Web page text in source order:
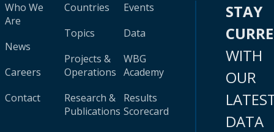
Who We
Are
News
Careers
Contact
Countries
Topics
Projects &
Operations
Research &
Publications
Events
Data
WBG
Academy
Results
Scorecard
STAY
WITH
OUR
DATA